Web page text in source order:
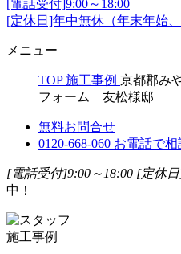
[電話受付]9:00～18:00
[定休日]年中無休（年末年始
メニュー
TOP 施工事例 京都郡み
フォーム 友松様邸
無料お問合せ
0120-668-060 お電話で相
[電話受付]9:00～18:00 [定休
中！
施工事例